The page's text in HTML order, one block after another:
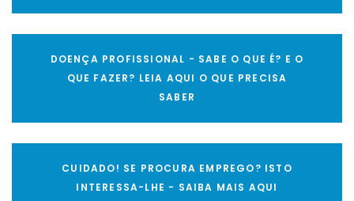
DOENÇA PROFISSIONAL - SABE O QUE É? E O
QUE FAZER? LEIA AQUI O QUE PRECISA
SABER
CUIDADO! SE PROCURA EMPREGO? ISTO
INTERESSA-LHE - SAIBA MAIS AQUI